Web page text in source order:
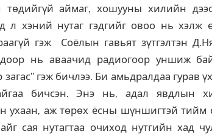
төдийгүй аймаг, хошууны хилийн
л хэний нутаг гэдгийг овоо нь
гэж Соёлын гавьят зүтгэлтэн
нь аваачид радиогоор уншиж
гэж бичлээ. Би амьдралдаа гурав
бичсэн. Энэ нь, адал явдлын
ухаан, аж төрөх ёсны шүншигтэй тийм
сая нутагтаа очиход нутгийн хад